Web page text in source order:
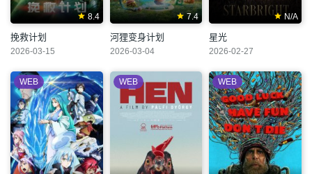
8.4
挽救计划
2026-03-15
7.4
河狸变身计划
2026-03-04
N/A
星光
2026-02-27
WEB WEB WEB